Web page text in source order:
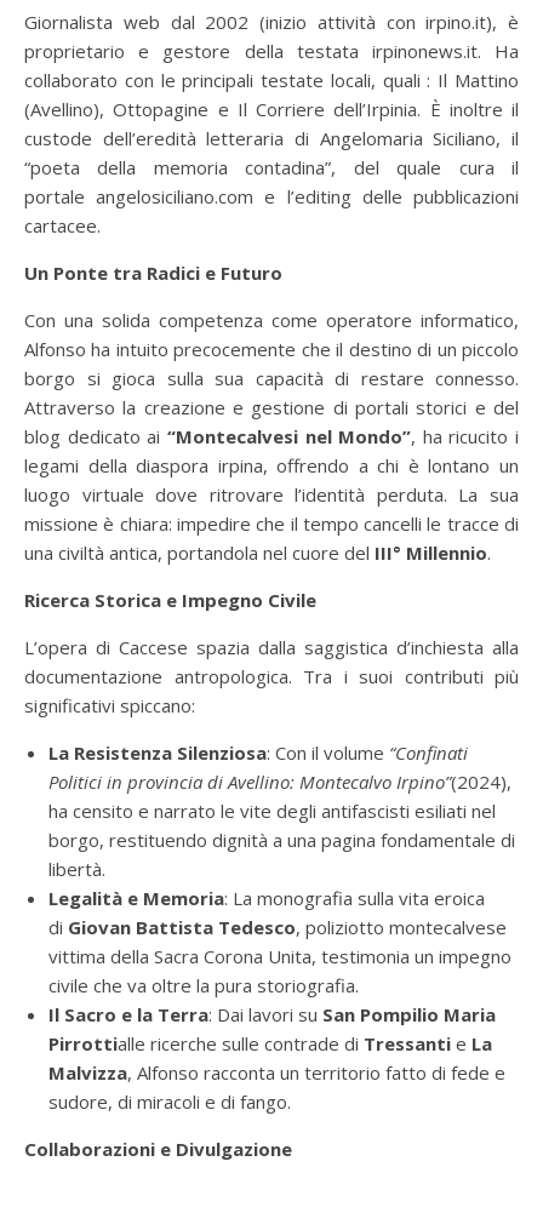
Giornalista web dal 2002 (inizio attività con irpino.it), è
proprietario e gestore della testata irpinonews.it. Ha
collaborato con le principali testate locali, quali : Il Mattino
(Avellino), Ottopagine e Il Corriere dell’Irpinia. È inoltre il
custode dell’eredità letteraria di Angelomaria Siciliano, il
“poeta della memoria contadina”, del quale cura il
portale angelosiciliano.com e l’editing delle pubblicazioni
cartacee.
Un Ponte tra Radici e Futuro
Con una solida competenza come operatore informatico,
Alfonso ha intuito precocemente che il destino di un piccolo
borgo si gioca sulla sua capacità di restare connesso.
Attraverso la creazione e gestione di portali storici e del
blog dedicato ai “Montecalvesi nel Mondo”, ha ricucito i
legami della diaspora irpina, offrendo a chi è lontano un
luogo virtuale dove ritrovare l’identità perduta. La sua
missione è chiara: impedire che il tempo cancelli le tracce di
una civiltà antica, portandola nel cuore del III° Millennio.
Ricerca Storica e Impegno Civile
L’opera di Caccese spazia dalla saggistica d’inchiesta alla
documentazione antropologica. Tra i suoi contributi più
significativi spiccano:
La Resistenza Silenziosa: Con il volume “Confinati
Politici in provincia di Avellino: Montecalvo Irpino”(2024),
ha censito e narrato le vite degli antifascisti esiliati nel
borgo, restituendo dignità a una pagina fondamentale di
libertà.
Legalità e Memoria: La monografia sulla vita eroica
di Giovan Battista Tedesco, poliziotto montecalvese
vittima della Sacra Corona Unita, testimonia un impegno
civile che va oltre la pura storiografia.
Il Sacro e la Terra: Dai lavori su San Pompilio Maria
Pirrottialle ricerche sulle contrade di Tressanti e La
Malvizza, Alfonso racconta un territorio fatto di fede e
sudore, di miracoli e di fango.
Collaborazioni e Divulgazione